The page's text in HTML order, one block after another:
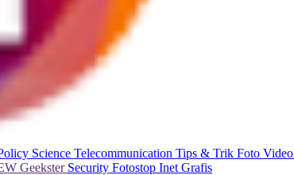
Science Telecommunication Tips & Trik Foto Video
Geekster Security Fotostop Inet Grafis